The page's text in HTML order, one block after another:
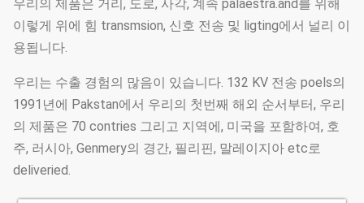
우리의 제품은 거리, 도로, 사각, 계속 palaestra.and를 위해
이렇게 위에 힘 transmsion, 신호 전송 및 ligting에서 널리 이
용됩니다.
우리는 수출 경험의 많음이 있습니다. 132 KV 전송 poels의
1991년에 Pakstan에서 우리의 첫번째 해외 순서부터, 우리
의 제품은 70 contries 그리고 지역에, 미국을 포함하여, 호
주, 러시아, Genmery의 경간, 필리핀, 말레이지아 etc로
deliveried.